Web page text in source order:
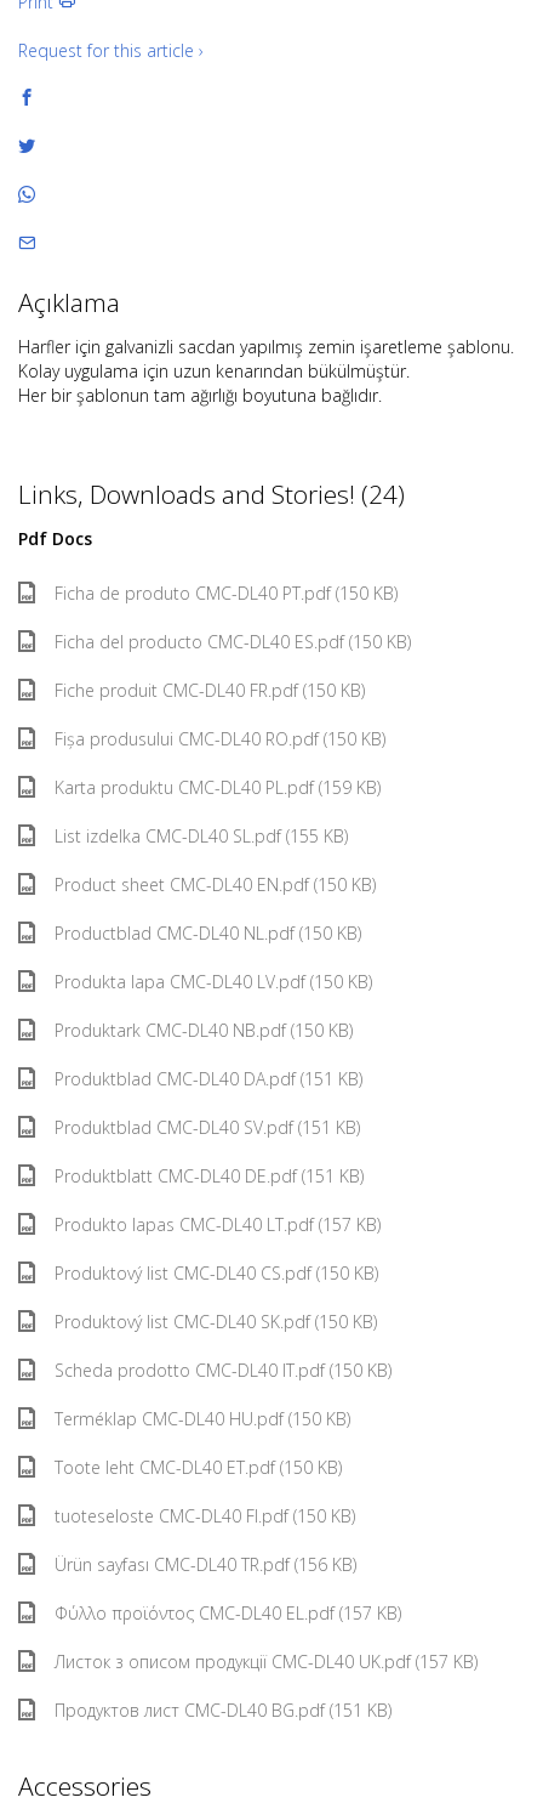
Request for this article ›
Açıklama
Harfler için galvanizli sacdan yapılmış zemin işaretleme şablonu.
Kolay uygulama için uzun kenarından bükülmüştür.
Her bir şablonun tam ağırlığı boyutuna bağlıdır.
Links, Downloads and Stories! (24)
Pdf Docs
Ficha de produto CMC-DL40 PT.pdf (150 KB)
Ficha del producto CMC-DL40 ES.pdf (150 KB)
Fiche produit CMC-DL40 FR.pdf (150 KB)
Fișa produsului CMC-DL40 RO.pdf (150 KB)
Karta produktu CMC-DL40 PL.pdf (159 KB)
List izdelka CMC-DL40 SL.pdf (155 KB)
Product sheet CMC-DL40 EN.pdf (150 KB)
Productblad CMC-DL40 NL.pdf (150 KB)
Produkta lapa CMC-DL40 LV.pdf (150 KB)
Produktark CMC-DL40 NB.pdf (150 KB)
Produktblad CMC-DL40 DA.pdf (151 KB)
Produktblad CMC-DL40 SV.pdf (151 KB)
Produktblatt CMC-DL40 DE.pdf (151 KB)
Produkto lapas CMC-DL40 LT.pdf (157 KB)
Produktový list CMC-DL40 CS.pdf (150 KB)
Produktový list CMC-DL40 SK.pdf (150 KB)
Scheda prodotto CMC-DL40 IT.pdf (150 KB)
Terméklap CMC-DL40 HU.pdf (150 KB)
Toote leht CMC-DL40 ET.pdf (150 KB)
tuoteseloste CMC-DL40 FI.pdf (150 KB)
Ürün sayfası CMC-DL40 TR.pdf (156 KB)
Φύλλο προϊόντος CMC-DL40 EL.pdf (157 KB)
Листок з описом продукції CMC-DL40 UK.pdf (157 KB)
Продуктов лист CMC-DL40 BG.pdf (151 KB)
Accessories